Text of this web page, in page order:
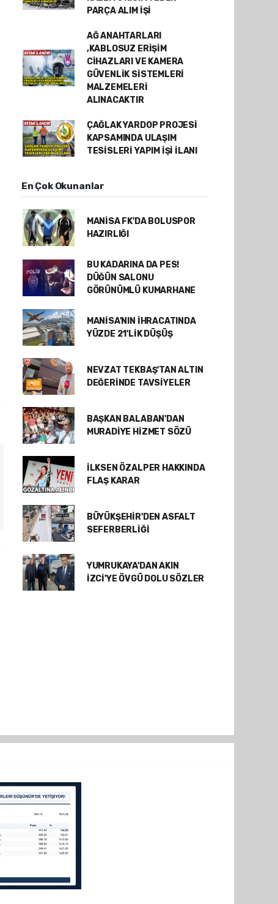
PARÇA ALIM İŞİ
AĞ ANAHTARLARI
,KABLOSUZ ERİŞİM
CİHAZLARI VE KAMERA
GÜVENLİK SİSTEMLERİ
MALZEMELERİ
ALINACAKTIR
ÇAĞLAK YARDOP PROJESİ
KAPSAMINDA ULAŞIM
TESİSLERİ YAPIM İŞİ İLANI
En Çok Okunanlar
MANİSA FK'DA BOLUSPOR
HAZIRLIĞI
BU KADARINA DA PES!
DÜĞÜN SALONU
GÖRÜNÜMLÜ KUMARHANE
MANİSA'NIN İHRACATINDA
YÜZDE 21'LİK DÜŞÜŞ
NEVZAT TEKBAŞ'TAN ALTIN
DEĞERİNDE TAVSİYELER
BAŞKAN BALABAN'DAN
MURADİYE HİZMET SÖZÜ
İLKSEN ÖZALPER HAKKINDA
FLAŞ KARAR
BÜYÜKŞEHİR'DEN ASFALT
SEFERBERLİĞİ
YUMRUKAYA'DAN AKIN
İZCİ'YE ÖVGÜ DOLU SÖZLER